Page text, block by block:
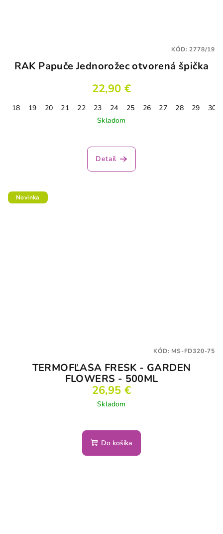
RAK Papuče Jednorožec otvorená špička
22,90 €
18 19 20 21 22 23 24 25 26 27 28 29
30
Skladom
Detail
KÓD:2778/19
Novinka
TERMOFĽAŠA FRESK - GARDEN
FLOWERS - 500ML
26,95 €
Skladom
Do košíka
KÓD: MS-FD320-75